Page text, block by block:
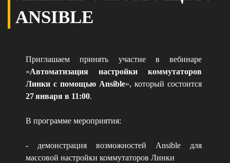
ANSIBLE
Приглашаем принять участие в вебинаре
«Автоматизация настройки коммутаторов
Линки с помощью Ansible», который состоится
27 января в 11:00.
В программе мероприятия:
- демонстрация возможностей Ansible для
массовой настройки коммутаторов Линки